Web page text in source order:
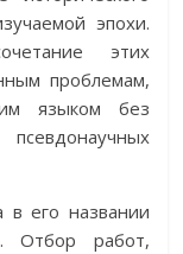
эпохи.
этих
проблемам,
языком без
в его названии
Отбор работ,